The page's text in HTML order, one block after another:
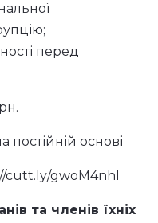
перед
постійній основі
cutt.ly/gwoM4nhl
та членів їхніх